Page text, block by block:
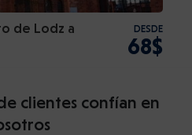
de Lodz a
DESDE
68$
clientes confían en